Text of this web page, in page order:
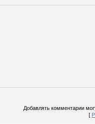
Добавлять комментарии
[